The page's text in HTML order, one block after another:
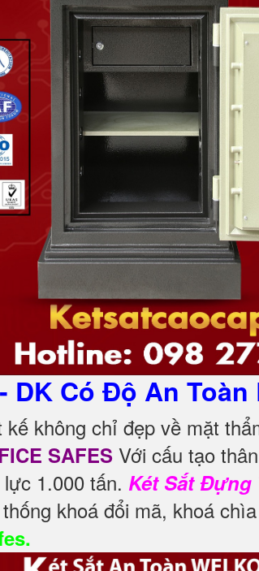
DK Có Độ An Toàn
không chỉ đẹp về mặt
SAFES Với cấu tạo
1.000 tấn. Két Sắt Đựng
khoá đổi mã, khoá